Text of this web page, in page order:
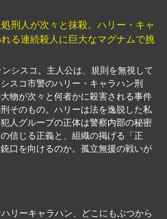
刑人が次々と抹殺。ハリー・キャ
る連続殺人に巨大なマグナムで挑
シスコ。主人公は、規則を無視して
スコ市警のハリー・キャラハン刑
物が次々と何者かに殺害される事件
そのもの。ハリーは法を逸脱した私
人グループの正体は警察内部の秘密
信じる正義と、組織の掲げる「正
口を向けるのか。孤立無援の戦いが
リーキャラハン、どこにもぶつから